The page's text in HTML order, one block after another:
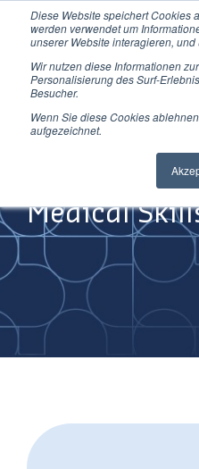
Diese Website speichert Cookies
werden verwendet um
unserer Website interagieren, und
Wir nutzen diese Informationen
Personalisierung des Surf-
Besucher.
Wenn Sie diese Cookies
aufgezeichnet.
Direkt
zum
Medical